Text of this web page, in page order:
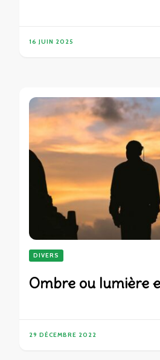
16 JUIN 2025
DIVERS
Ombre ou lumière
29 DÉCEMBRE 2022